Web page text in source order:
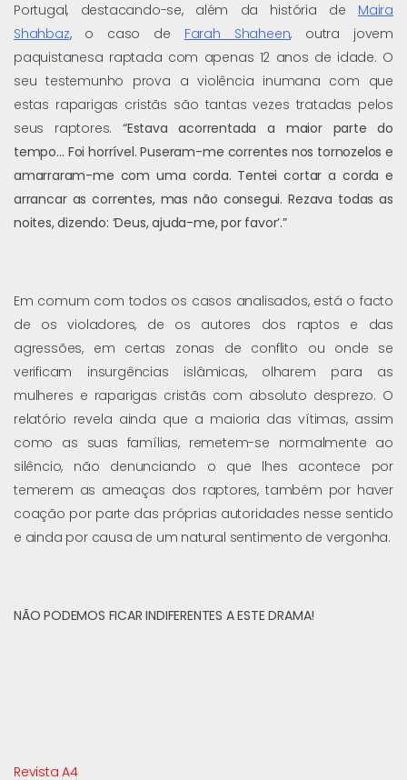
Portugal, destacando-se, além da história de Maira
Shahbaz, o caso de Farah Shaheen, outra jovem
paquistanesa raptada com apenas 12 anos de idade. O
seu testemunho prova a violência inumana com que
estas raparigas cristãs são tantas vezes tratadas pelos
seus raptores.“Estava acorrentada a maior parte do
tempo… Foi horrível. Puseram-me correntes nos tornozelos e
amarraram-me com uma corda. Tentei cortar a corda e
arrancar as correntes, mas não consegui. Rezava todas as
noites, dizendo: ‘Deus, ajuda-me, por favor’.”
Em comum com todos os casos analisados, está o facto
de os violadores, de os autores dos raptos e das
agressões, em certas zonas de conflito ou onde se
verificam insurgências islâmicas, olharem para as
mulheres e raparigas cristãs com absoluto desprezo. O
relatório revela ainda que a maioria das vítimas, assim
como as suas famílias, remetem-se normalmente ao
silêncio, não denunciando o que lhes acontece por
temerem as ameaças dos raptores, também por haver
coação por parte das próprias autoridades nesse sentido
e ainda por causa de um natural sentimento de vergonha.
NÃO PODEMOS FICAR INDIFERENTES A ESTE DRAMA!
Revista A4